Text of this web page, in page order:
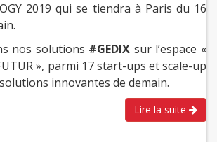
2019 qui se tiendra à Paris du 16
nos solutions #GEDIX sur l’espace «
», parmi 17 start-ups et scale-up
innovantes de demain.
Lire la suite